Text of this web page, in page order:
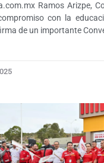
Ramos Arizpe,
con la
de un importante